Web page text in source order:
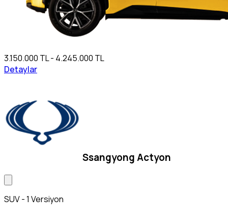
3.150.000 TL - 4.245.000 TL
Detaylar
Ssangyong Actyon
SUV - 1 Versiyon